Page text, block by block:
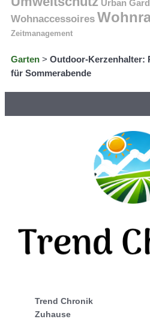
Urban
Wohnaccessoires
Zeitmanagement
Garten > Outdoor-Kerzenhalter:
für Sommerabende
Trend Chronik
Zuhause